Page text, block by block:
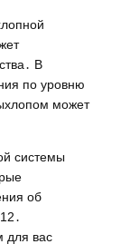
В
по уровню
может
системы
об
для вас